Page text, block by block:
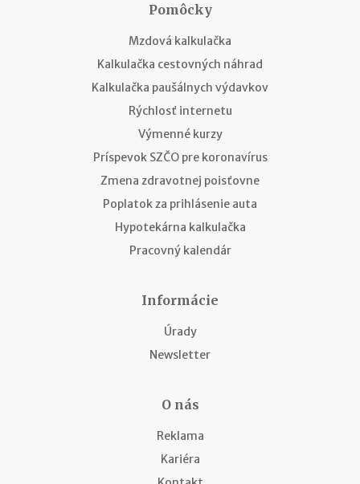
Pomôcky
Mzdová kalkulačka
Kalkulačka cestovných náhrad
Kalkulačka paušálnych výdavkov
Rýchlosť internetu
Výmenné kurzy
Príspevok SZČO pre koronavírus
Zmena zdravotnej poisťovne
Poplatok za prihlásenie auta
Hypotekárna kalkulačka
Pracovný kalendár
Informácie
Úrady
Newsletter
O nás
Reklama
Kariéra